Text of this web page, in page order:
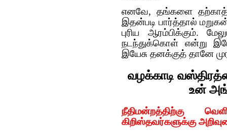
எனவே, தங்களை
இதன்படி பார்த்தால்
புரிய ஆரம்பிக்கும்.
நடந்துக்கொள் என்று
இயேசு தனக்குத் தானே
வழக்காடி
உன்
நீதிமன்றத்திற்கு
கிறிஸ்தவர்களுக்கு